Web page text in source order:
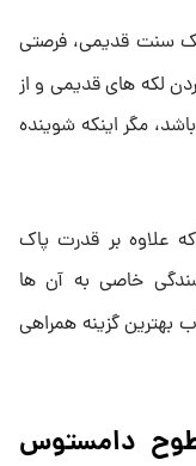
یک سنت قدیمی، فرصتی
لکه‌ های قدیمی و از
مگر اینکه شوینده‌
علاوه بر قدرت پاک
خاصی به آن ‌ها
بهترین گزینه همراهی
دامستوس